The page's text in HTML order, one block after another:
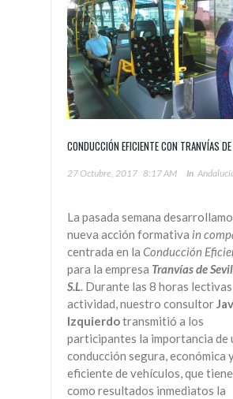
CONDUCCIÓN EFICIENTE CON TRANVÍAS
27 Octubre, 2017 8:17 AM In
La pasada semana
nueva acción formativa in
centrada en la Conducción
para la empresa Tranvías de
S.L . Durante las 8 horas
actividad, nuestro consultor
Izquierdotransmitió a los
participantes la importancia de
conducción segura, económica
eficiente de vehículos, que tiene
como resultados inmediatos la